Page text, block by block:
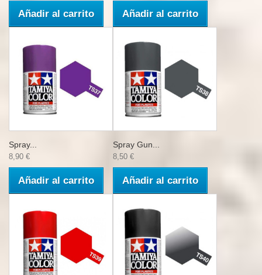
Añadir al carrito Añadir al carrito
Spray...
8,90 €
Añadir al carrito
Spray Gun...
8,50 €
Añadir al carrito